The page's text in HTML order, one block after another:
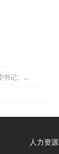
议并建言献策
人力资源